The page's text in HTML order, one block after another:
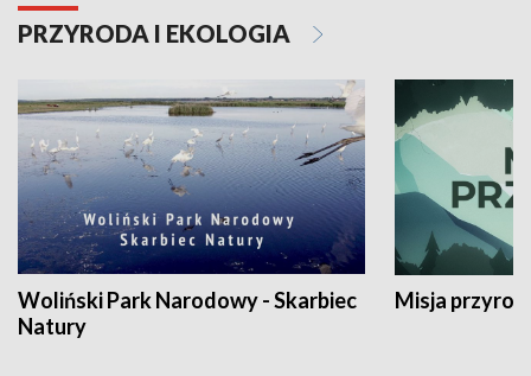
PRZYRODA I EKOLOGIA
Woliński Park Narodowy - Skarbiec
Natury
Misja